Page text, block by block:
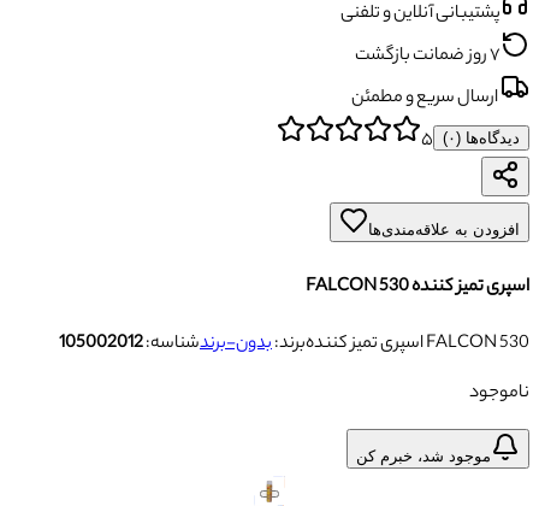
پشتیبانی آنلاین و تلفنی
۷ روز ضمانت بازگشت
ارسال سریع و مطمئن
دیدگاه‌ها (۰) ۵
افزودن به علاقه‌مندی‌ها
اسپری تمیز کننده FALCON 530
اسپری تمیز کننده FALCON 530
برند:بدون-برندشناسه:105002012
ناموجود
موجود شد، خبرم کن